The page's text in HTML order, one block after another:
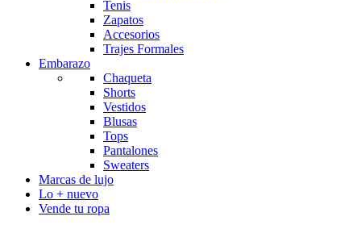
Tenis
Zapatos
Accesorios
Trajes Formales
Embarazo
Chaqueta
Shorts
Vestidos
Blusas
Tops
Pantalones
Sweaters
Marcas de lujo
Lo + nuevo
Vende tu ropa